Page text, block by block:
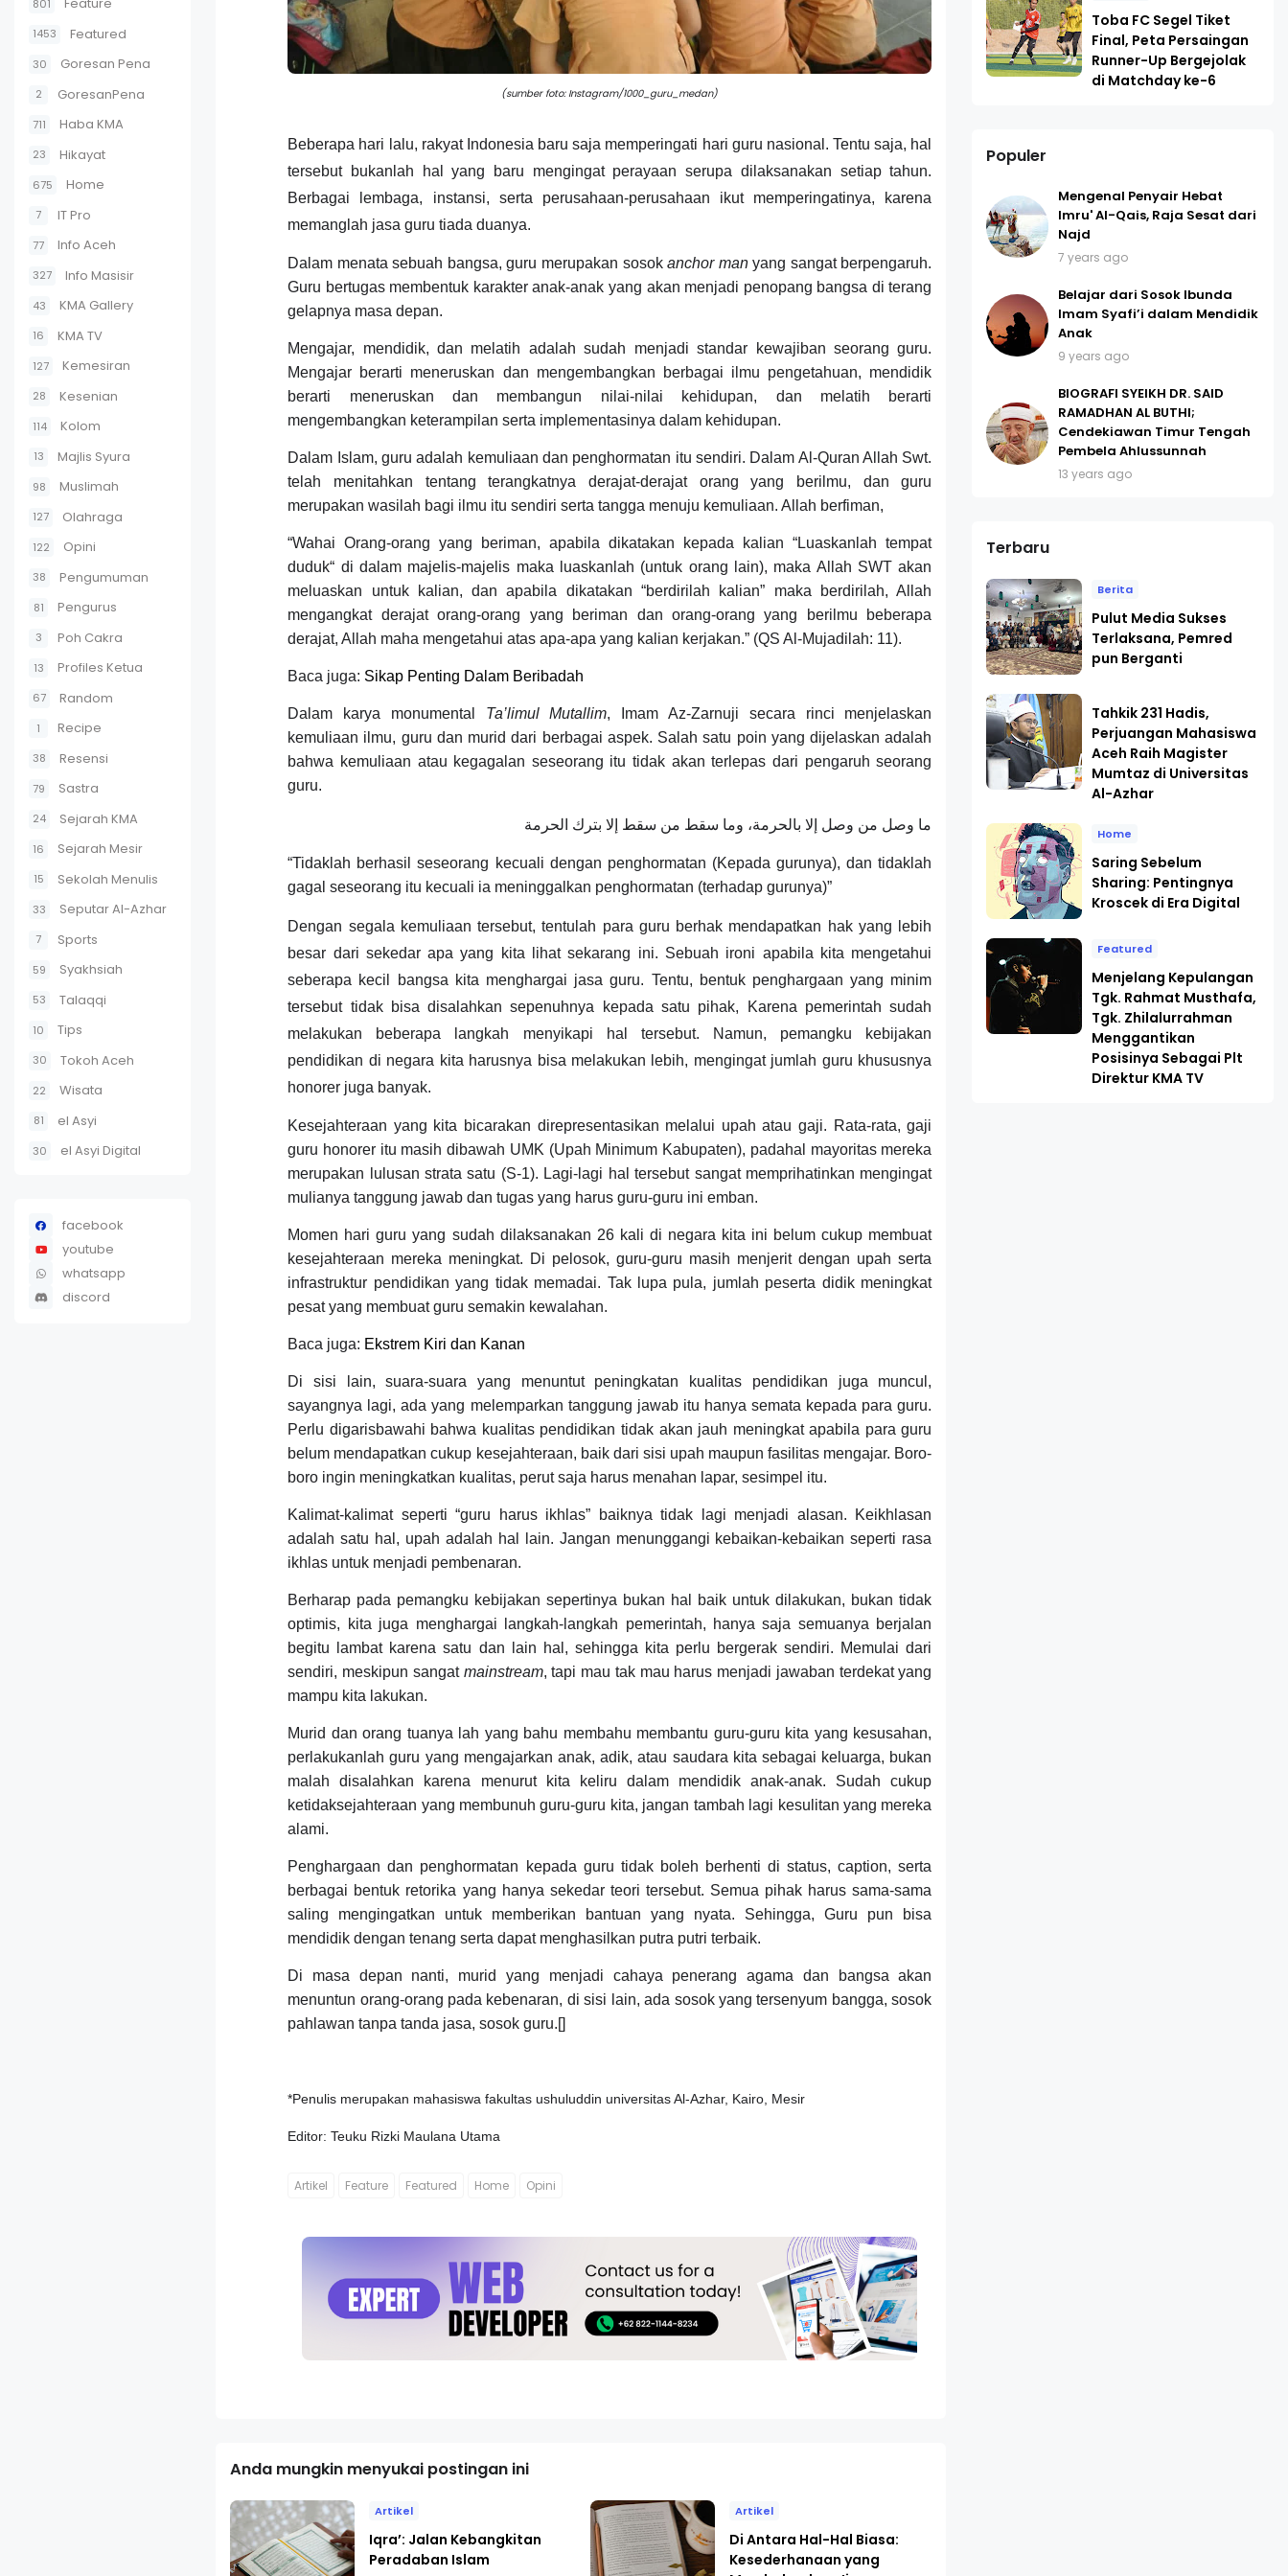
801
1453 Featured
30 Goresan Pena
2 GoresanPena
711 Haba KMA
23 Hikayat
675 Home
7 IT Pro
77 Info Aceh
327 Info Masisir
43 KMA Gallery
16 KMA TV
127 Kemesiran
28 Kesenian
114 Kolom
13 Majlis Syura
98 Muslimah
127 Olahraga
122 Opini
38 Pengumuman
81 Pengurus
3 Poh Cakra
13 Profiles Ketua
67 Random
1 Recipe
38 Resensi
79 Sastra
24 Sejarah KMA
16 Sejarah Mesir
15 Sekolah Menulis
33 Seputar Al-Azhar
7 Sports
59 Syakhsiah
53 Talaqqi
10 Tips
30 Tokoh Aceh
22 Wisata
81 el Asyi
30 el Asyi Digital
facebook
youtube
whatsapp
discord
(sumber foto: Instagram/1000_guru_medan)
Beberapa hari lalu, rakyat Indonesia baru saja memperingati hari guru nasional. Tentu saja, hal
tersebut bukanlah hal yang baru mengingat perayaan serupa dilaksanakan setiap tahun.
Berbagai lembaga, instansi, serta perusahaan-perusahaan ikut memperingatinya, karena
memanglah jasa guru tiada duanya.
Dalam menata sebuah bangsa, guru merupakan sosokanchor manyang sangat berpengaruh.
Guru bertugas membentuk karakter anak-anak yang akan menjadi penopang bangsa di terang
gelapnya masa depan.
Mengajar, mendidik, dan melatih adalah sudah menjadi standar kewajiban seorang guru.
Mengajar berarti meneruskan dan mengembangkan berbagai ilmu pengetahuan, mendidik
berarti meneruskan dan membangun nilai-nilai kehidupan, dan melatih berarti
mengembangkan keterampilan serta implementasinya dalam kehidupan.
Dalam Islam, guru adalah kemuliaan dan penghormatan itu sendiri. Dalam Al-Quran Allah Swt.
telah menitahkan tentang terangkatnya derajat-derajat orang yang berilmu, dan guru
merupakan wasilah bagi ilmu itu sendiri serta tangga menuju kemuliaan. Allah berfiman,
“Wahai Orang-orang yang beriman, apabila dikatakan kepada kalian “Luaskanlah tempat
duduk“ di dalam majelis-majelis maka luaskanlah (untuk orang lain), maka Allah SWT akan
meluaskan untuk kalian, dan apabila dikatakan “berdirilah kalian” maka berdirilah, Allah
mengangkat derajat orang-orang yang beriman dan orang-orang yang berilmu beberapa
derajat, Allah maha mengetahui atas apa-apa yang kalian kerjakan.” (QS Al-Mujadilah: 11).
Baca juga: Sikap Penting Dalam Beribadah
Dalam karya monumental Ta’limul Mutallim, Imam Az-Zarnuji secara rinci menjelaskan
kemuliaan ilmu, guru dan murid dari berbagai aspek. Salah satu poin yang dijelaskan adalah
bahwa kemuliaan atau kegagalan seseorang itu tidak akan terlepas dari pengaruh seorang
guru.
ما وصل من وصل إلا بالحرمة، وما سقط من سقط إلا بترك الحرمة
“Tidaklah berhasil seseorang kecuali dengan penghormatan (Kepada gurunya), dan tidaklah
gagal seseorang itu kecuali ia meninggalkan penghormatan (terhadap gurunya)”
Dengan segala kemuliaan tersebut, tentulah para guru berhak mendapatkan hak yang lebih
besar dari sekedar apa yang kita lihat sekarang ini. Sebuah ironi apabila kita mengetahui
seberapa kecil bangsa kita menghargai jasa guru. Tentu, bentuk penghargaan yang minim
tersebut tidak bisa disalahkan sepenuhnya kepada satu pihak, Karena pemerintah sudah
melakukan beberapa langkah menyikapi hal tersebut. Namun, pemangku kebijakan
pendidikan di negara kita harusnya bisa melakukan lebih, mengingat jumlah guru khususnya
honorer juga banyak.
Kesejahteraan yang kita bicarakan direpresentasikan melalui upah atau gaji. Rata-rata, gaji
guru honorer itu masih dibawah UMK (Upah Minimum Kabupaten), padahal mayoritas mereka
merupakan lulusan strata satu (S-1). Lagi-lagi hal tersebut sangat memprihatinkan mengingat
mulianya tanggung jawab dan tugas yang harus guru-guru ini emban.
Momen hari guru yang sudah dilaksanakan 26 kali di negara kita ini belum cukup membuat
kesejahteraan mereka meningkat. Di pelosok, guru-guru masih menjerit dengan upah serta
infrastruktur pendidikan yang tidak memadai. Tak lupa pula, jumlah peserta didik meningkat
pesat yang membuat guru semakin kewalahan.
Baca juga: Ekstrem Kiri dan Kanan
Di sisi lain, suara-suara yang menuntut peningkatan kualitas pendidikan juga muncul,
sayangnya lagi, ada yang melemparkan tanggung jawab itu hanya semata kepada para guru.
Perlu digarisbawahi bahwa kualitas pendidikan tidak akan jauh meningkat apabila para guru
belum mendapatkan cukup kesejahteraan, baik dari sisi upah maupun fasilitas mengajar. Boro-
boro ingin meningkatkan kualitas, perut saja harus menahan lapar, sesimpel itu.
Kalimat-kalimat seperti “guru harus ikhlas” baiknya tidak lagi menjadi alasan. Keikhlasan
adalah satu hal, upah adalah hal lain. Jangan menunggangi kebaikan-kebaikan seperti rasa
ikhlas untuk menjadi pembenaran.
Berharap pada pemangku kebijakan sepertinya bukan hal baik untuk dilakukan, bukan tidak
optimis, kita juga menghargai langkah-langkah pemerintah, hanya saja semuanya berjalan
begitu lambat karena satu dan lain hal, sehingga kita perlu bergerak sendiri. Memulai dari
sendiri, meskipun sangat mainstream, tapi mau tak mau harus menjadi jawaban terdekat yang
mampu kita lakukan.
Murid dan orang tuanya lah yang bahu membahu membantu guru-guru kita yang kesusahan,
perlakukanlah guru yang mengajarkan anak, adik, atau saudara kita sebagai keluarga, bukan
malah disalahkan karena menurut kita keliru dalam mendidik anak-anak. Sudah cukup
ketidaksejahteraan yang membunuh guru-guru kita, jangan tambah lagi kesulitan yang mereka
alami.
Penghargaan dan penghormatan kepada guru tidak boleh berhenti di status, caption, serta
berbagai bentuk retorika yang hanya sekedar teori tersebut. Semua pihak harus sama-sama
saling mengingatkan untuk memberikan bantuan yang nyata. Sehingga, Guru pun bisa
mendidik dengan tenang serta dapat menghasilkan putra putri terbaik.
Di masa depan nanti, murid yang menjadi cahaya penerang agama dan bangsa akan
menuntun orang-orang pada kebenaran, di sisi lain, ada sosok yang tersenyum bangga, sosok
pahlawan tanpa tanda jasa, sosok guru.[]
*Penulis merupakan mahasiswa fakultas ushuluddin universitas Al-Azhar, Kairo, Mesir
Editor: Teuku Rizki Maulana Utama
Artikel Feature Featured Home Opini
Anda mungkin menyukai postingan ini
Artikel
Iqra’: Jalan Kebangkitan
Peradaban Islam
Artikel
Di Antara Hal-Hal Biasa:
Kesederhanaan yang
Toba FC Segel Tiket
Final, Peta Persaingan
Runner-Up Bergejolak
di Matchday ke-6
Populer
Mengenal Penyair Hebat
Imru' Al-Qais, Raja Sesat dari
Najd
7 years ago
Belajar dari Sosok Ibunda
Imam Syafi’i dalam Mendidik
Anak
9 years ago
BIOGRAFI SYEIKH DR. SAID
RAMADHAN AL BUTHI;
Cendekiawan Timur Tengah
Pembela Ahlussunnah
13 years ago
Terbaru
Berita
Pulut Media Sukses
Terlaksana, Pemred
pun Berganti
Tahkik 231 Hadis,
Perjuangan Mahasiswa
Aceh Raih Magister
Mumtaz di Universitas
Al-Azhar
Home
Saring Sebelum
Sharing: Pentingnya
Kroscek di Era Digital
Featured
Menjelang Kepulangan
Tgk. Rahmat Musthafa,
Tgk. Zhilalurrahman
Menggantikan
Posisinya Sebagai Plt
Direktur KMA TV